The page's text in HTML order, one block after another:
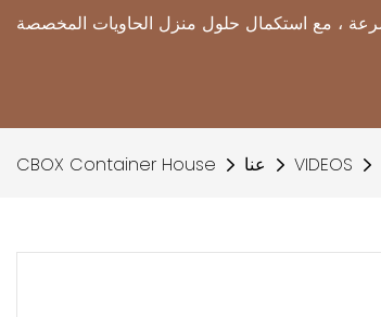
CBOX Container House عنا VIDEOS